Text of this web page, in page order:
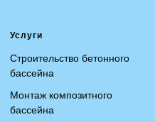
Услуги
Строительство бетонного
бассейна
Монтаж композитного
бассейна